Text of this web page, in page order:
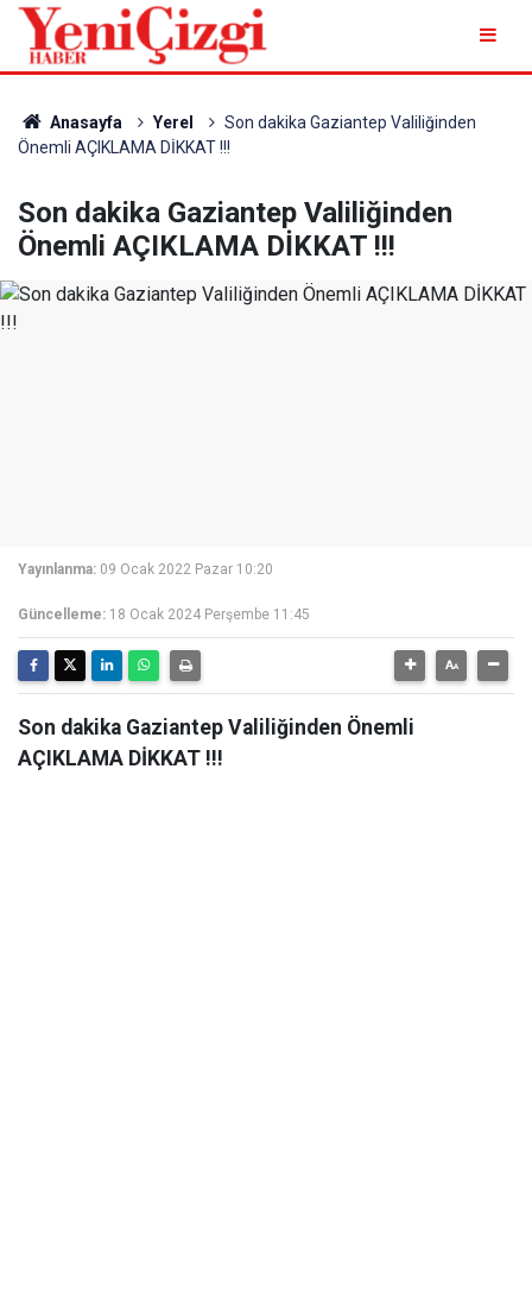
Anasayfa Yerel
Son dakika Gaziantep Valiliğinden
Önemli AÇIKLAMA DİKKAT !!!
Son dakika Gaziantep Valiliğinden
Önemli AÇIKLAMA DİKKAT !!!
Yayınlanma: 09 Ocak 2022 Pazar 10:20
Güncelleme: 18 Ocak 2024 Perşembe 11:45
Son dakika Gaziantep Valiliğinden Önemli
AÇIKLAMA DİKKAT !!!